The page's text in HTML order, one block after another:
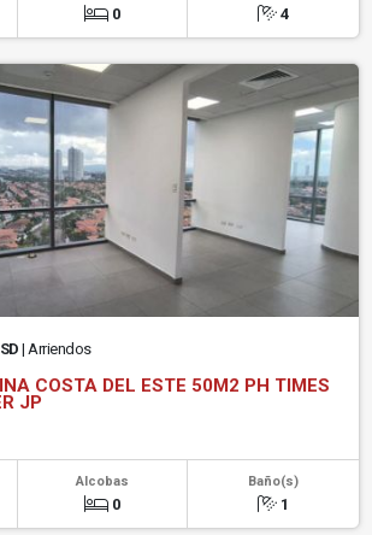
0 4
| Arriendos
COSTA DEL ESTE 50M2 PH TIMES
JP
Alcobas
0
Baño(s)
1